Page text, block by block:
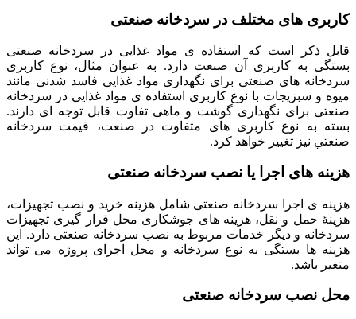
کاربری های مختلف در سردخانه صنعتی
قابل ذکر است که استفاده ی مواد غذایی در سردخانه صنعتی
بستگی به کاربری آن صنعت دارد. به عنوان مثال، نوع کاربری
سردخانه‌ های صنعتی برای نگهداری مواد غذایی فاسد شدنی مانند
میوه و سبزیجات با نوع کاربری استفاده ی مواد غذایی در سردخانه
صنعتی برای نگهداری گوشت و ماهی تفاوت قابل توجه ای دارند.
بسته به نوع کاربری های متفاوت در صنعت، قيمت سردخانه
صنعتي نيز تغيير خواهد كرد.
هزینه‌ های اجرا یا نصب سردخانه صنعتی
هزینه ی اجرا سردخانه صنعتی شامل هزینه خرید و نصب تجهیزات،
هزینۀ حمل و نقل، هزینه های جوشکارى محل قرار گیری تجهیزات
سردخانه و ديگر خدمات مربوط به نصب سردخانه صنعتی دارد. این
هزینه‌ ها بستگى به نوع سردخانه و محل اجرای پروژه می تواند
متغیر باشد.
محل نصب سردخانه صنعتی